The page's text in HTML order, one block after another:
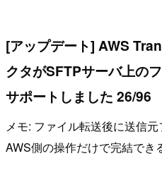
[アップデート] AWS
クタがSFTPサーバ上の
サポートしました 26/96
メモ: ファイル転送後に送信
AWS側の操作だけで完結でき